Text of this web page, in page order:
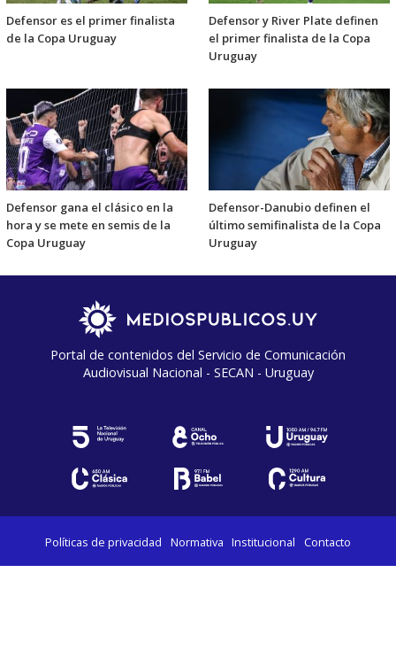
Defensor es el primer finalista
de la Copa Uruguay
Defensor y River Plate definen
el primer finalista de la Copa
Uruguay
Defensor gana el clásico en la
hora y se mete en semis de la
Copa Uruguay
Defensor-Danubio definen el
último semifinalista de la Copa
Uruguay
Portal de contenidos del Servicio de Comunicación
Audiovisual Nacional - SECAN - Uruguay
Políticas de privacidad Normativa Institucional Contacto